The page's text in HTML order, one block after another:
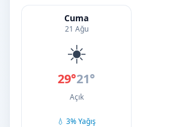
Cuma
21 Ağu
☀️
29°21°
Açık
💧 3% Yağış